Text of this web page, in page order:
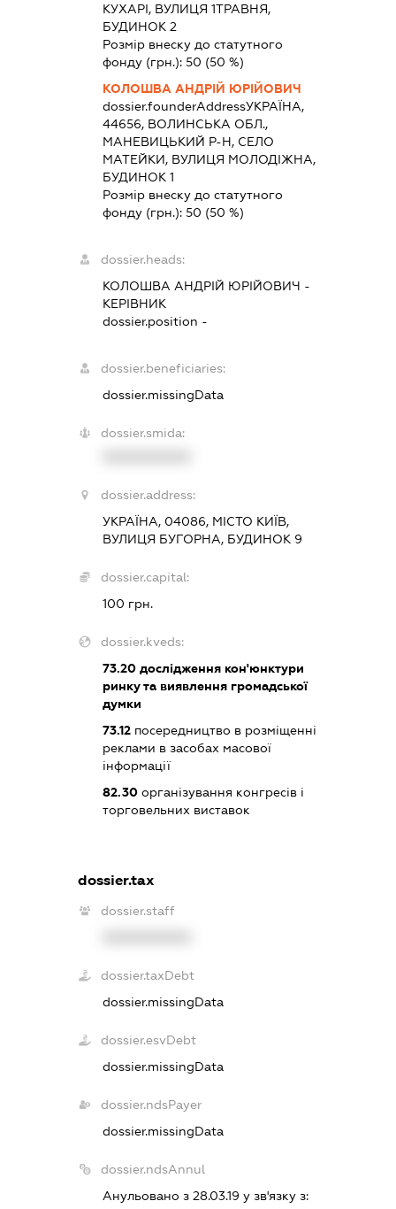
КУХАРІ, ВУЛИЦЯ 1ТРАВНЯ,
БУДИНОК 2
Розмір внеску до статутного
фонду (грн.):50 (50 %)
КОЛОШВА АНДРІЙ ЮРІЙОВИЧ
dossier.founderAddressУКРАЇНА,
44656, ВОЛИНСЬКА ОБЛ.,
МАНЕВИЦЬКИЙ Р-Н, СЕЛО
МАТЕЙКИ, ВУЛИЦЯ МОЛОДІЖНА,
БУДИНОК 1
Розмір внеску до статутного
фонду (грн.):50 (50 %)
dossier.heads:
КОЛОШВА АНДРІЙ ЮРІЙОВИЧ -
КЕРІВНИК
dossier.position -
dossier.beneficiaries:
dossier.missingData
dossier.smida:
dossier.address:
УКРАЇНА, 04086, МІСТО КИЇВ,
ВУЛИЦЯ БУГОРНА, БУДИНОК 9
dossier.capital:
100 грн.
dossier.kveds:
73.20 дослідження кон'юнктури
ринку та виявлення громадської
думки
73.12 посередництво в розміщенні
реклами в засобах масової
інформації
82.30 організування конгресів і
торговельних виставок
dossier.tax
dossier.staff
dossier.taxDebt
dossier.missingData
dossier.esvDebt
dossier.missingData
dossier.ndsPayer
dossier.missingData
dossier.ndsAnnul
Анульовано з 28.03.19 у зв'язку з: